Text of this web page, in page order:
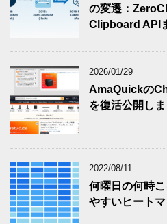
の変遷：
Clipboard API
2026/01/29
AmaQuickの
を復活公開し
2022/08/11
何曜日の何時
やすいヒート